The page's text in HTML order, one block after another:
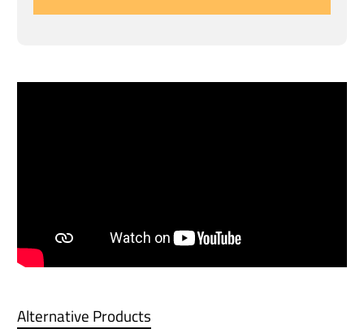
Alternative Products